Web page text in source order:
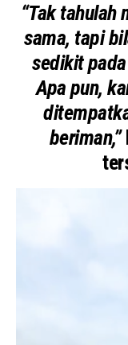
“Tak tahulah
sama, tapi
sedikit
Apa pun,
beriman,”